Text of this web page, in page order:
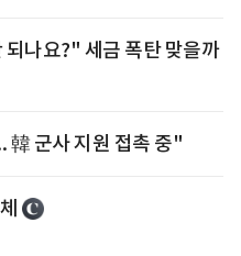
나요?" 세금 폭탄 맞을까
韓 군사 지원 접촉 중"